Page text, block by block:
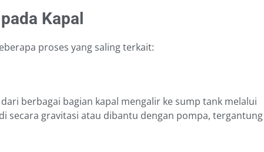
Kapal
proses yang saling terkait:
berbagai bagian kapal mengalir ke sump tank melalui
secara gravitasi atau dibantu dengan pompa, tergantung